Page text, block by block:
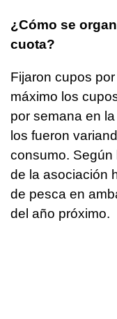
¿Cómo se
cuota?
Fijaron cupos
máximo los
por semana en
los fueron
consumo. Según
de la asociación
de pesca en
del año próximo.